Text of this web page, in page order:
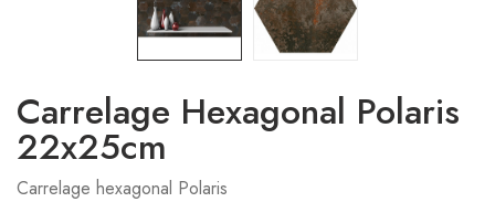
Carrelage Hexagonal Polaris
22x25cm
Carrelage hexagonal Polaris